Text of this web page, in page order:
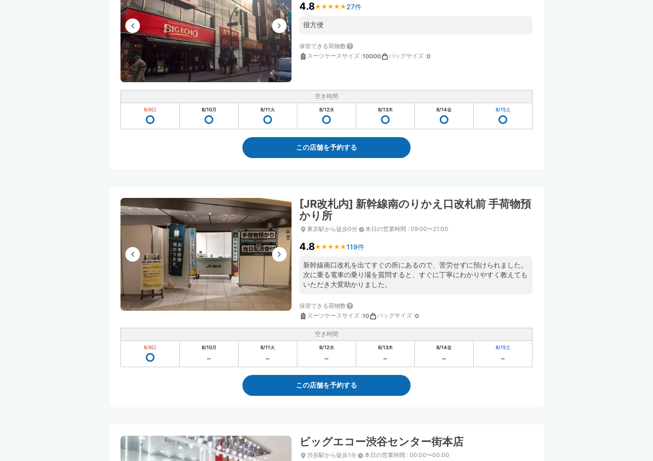
4.8★ ★ ★ ★ ★
★ ★ ★ ★ ★ 27件
很方便
保管できる荷物数
スーツケースサイズ :10000 バッグサイズ :0
空き時間
8/9日 8/10月 8/11火 8/12水 8/13木 8/14金 8/15土
この店舗を予約する
[JR改札内] 新幹線南のりかえ口改札前 手荷物預
かり所
東京駅から徒歩0分 本日の営業時間 : 09:00〜21:00
4.8★ ★ ★ ★ ★
★ ★ ★ ★ ★119件
新幹線南口改札を出てすぐの所にあるので、苦労せずに預けられました。
次に乗る電車の乗り場を質問すると、すぐに丁寧にわかりやすく教えても
いただき大変助かりました。
保管できる荷物数
スーツケースサイズ :10 バッグサイズ :0
空き時間
8/9日 8/10月 8/11火 8/12水 8/13木 8/14金 8/15土
この店舗を予約する
ビッグエコー渋谷センター街本店
渋谷駅から徒歩1分 本日の営業時間 : 00:00〜00:00